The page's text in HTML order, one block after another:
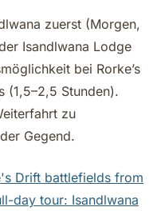
zuerst (Morgen,
Isandlwana Lodge
bei Rorke’s
(1,5–2,5 Stunden).
zu
Gegend.
Drift battlefields from
day tour: Isandlwana